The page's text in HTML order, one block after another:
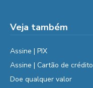
Veja também
Assine | PIX
Assine | Cartão de crédito
Doe qualquer valor